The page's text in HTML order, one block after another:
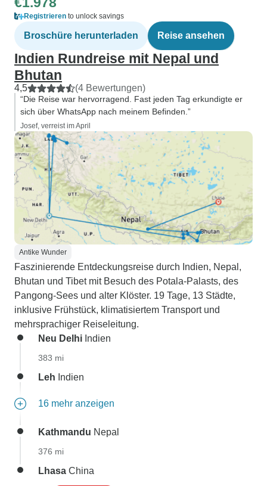
Registrieren to unlock savings
Broschüre herunterladen Reise ansehen
Indien Rundreise mit Nepal und
Bhutan
4,5 (4 Bewertungen)
“Die Reise war hervorragend. Fast jeden Tag erkundigte er
sich über WhatsApp nach meinem Befinden.”
Josef, verreist im April
Antike Wunder
Faszinierende Entdeckungsreise durch Indien, Nepal,
Bhutan und Tibet mit Besuch des Potala-Palasts, des
Pangong-Sees und alter Klöster. 19 Tage, 13 Städte,
inklusive Frühstück, klimatisiertem Transport und
mehrsprachiger Reiseleitung.
Neu Delhi Indien
383 mi
Leh Indien
16 mehr anzeigen
Kathmandu Nepal
376 mi
Lhasa China